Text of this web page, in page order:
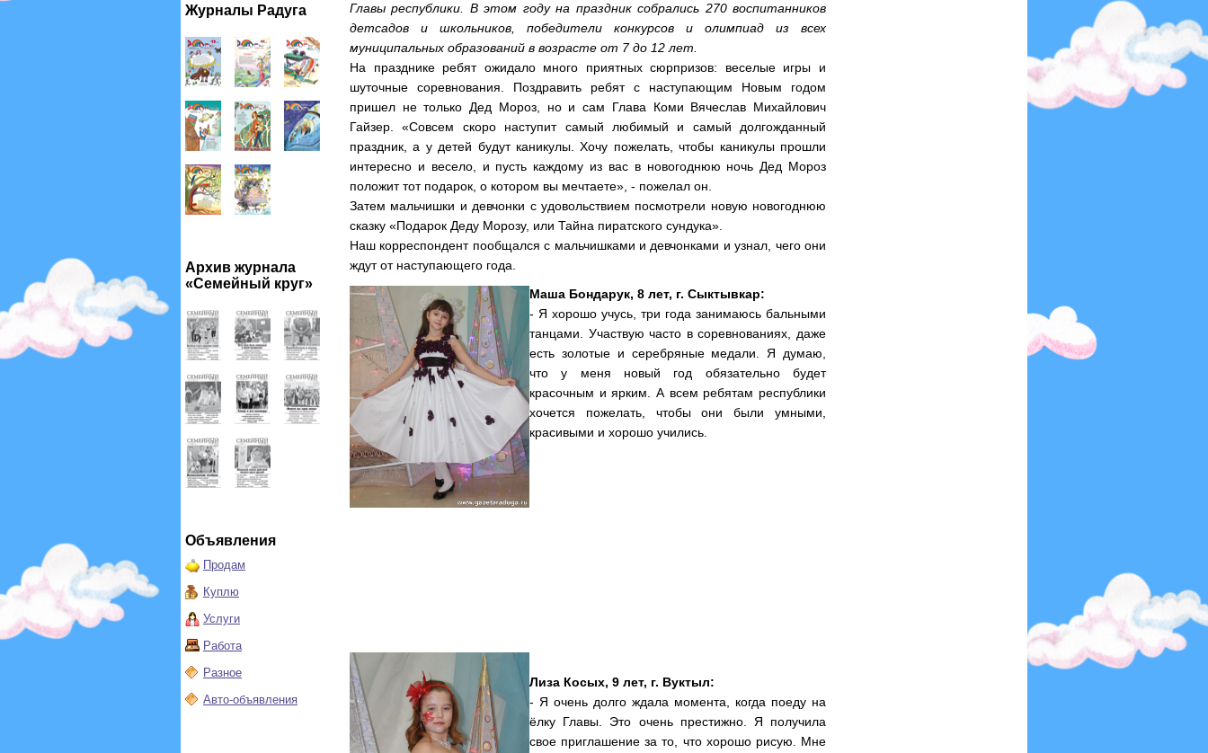
Журналы Радуга
Архив журнала
«Семейный круг»
Объявления
Продам
Куплю
Услуги
Работа
Разное
Авто-объявления
Главы республики. В этом году на праздник собрались 270 воспитанников
детсадов и школьников, победители конкурсов и олимпиад из всех
муниципальных образований в возрасте от 7 до 12 лет.
На празднике ребят ожидало много приятных сюрпризов: веселые игры и
шуточные соревнования. Поздравить ребят с наступающим Новым годом
пришел не только Дед Мороз, но и сам Глава Коми Вячеслав Михайлович
Гайзер. «Совсем скоро наступит самый любимый и самый долгожданный
праздник, а у детей будут каникулы. Хочу пожелать, чтобы каникулы прошли
интересно и весело, и пусть каждому из вас в новогоднюю ночь Дед Мороз
положит тот подарок, о котором вы мечтаете», - пожелал он.
Затем мальчишки и девчонки с удовольствием посмотрели новую новогоднюю
сказку «Подарок Деду Морозу, или Тайна пиратского сундука».
Наш корреспондент пообщался с мальчишками и девчонками и узнал, чего они
ждут от наступающего года.
Маша Бондарук, 8 лет, г. Сыктывкар:
- Я хорошо учусь, три года занимаюсь бальными
танцами. Участвую часто в соревнованиях, даже
есть золотые и серебряные медали. Я думаю,
что у меня новый год обязательно будет
красочным и ярким. А всем ребятам республики
хочется пожелать, чтобы они были умными,
красивыми и хорошо учились.
Лиза Косых, 9 лет, г. Вуктыл:
- Я очень долго ждала момента, когда поеду на
ёлку Главы. Это очень престижно. Я получила
свое приглашение за то, что хорошо рисую. Мне